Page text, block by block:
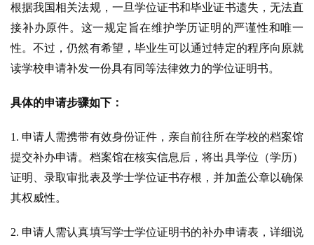
根据我国相关法规，一旦学位证书和毕业证书遗失，无法直
接补办原件。这一规定旨在维护学历证明的严谨性和唯一
性。不过，仍然有希望，毕业生可以通过特定的程序向原就
读学校申请补发一份具有同等法律效力的学位证明书。
具体的申请步骤如下：
1. 申请人需携带有效身份证件，亲自前往所在学校的档案馆
提交补办申请。档案馆在核实信息后，将出具学位（学历）
证明、录取审批表及学士学位证书存根，并加盖公章以确保
其权威性。
2. 申请人需认真填写学士学位证明书的补办申请表，详细说